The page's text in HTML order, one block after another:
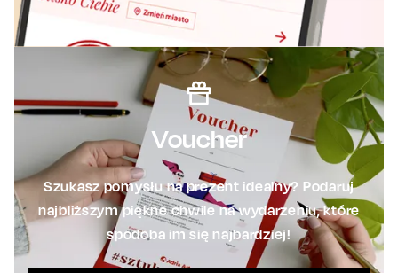
Voucher
Szukasz pomysłu na prezent idealny? Podaruj
najbliższym piękne chwile na wydarzeniu, które
spodoba im się najbardziej!